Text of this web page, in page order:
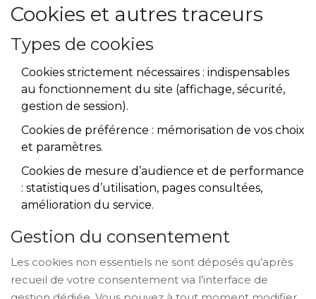
Cookies et autres traceurs
Types de cookies
Cookies strictement nécessaires : indispensables
au fonctionnement du site (affichage, sécurité,
gestion de session).
Cookies de préférence : mémorisation de vos choix
et paramètres.
Cookies de mesure d’audience et de performance
: statistiques d’utilisation, pages consultées,
amélioration du service.
Gestion du consentement
Les cookies non essentiels ne sont déposés qu’après
recueil de votre consentement via l’interface de